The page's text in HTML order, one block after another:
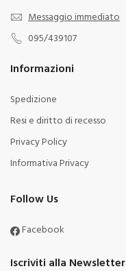
Messaggio immediato
095/439107
Informazioni
Spedizione
Resi e diritto di recesso
Privacy Policy
Informativa Privacy
Follow Us
Facebook
Iscriviti alla Newsletter